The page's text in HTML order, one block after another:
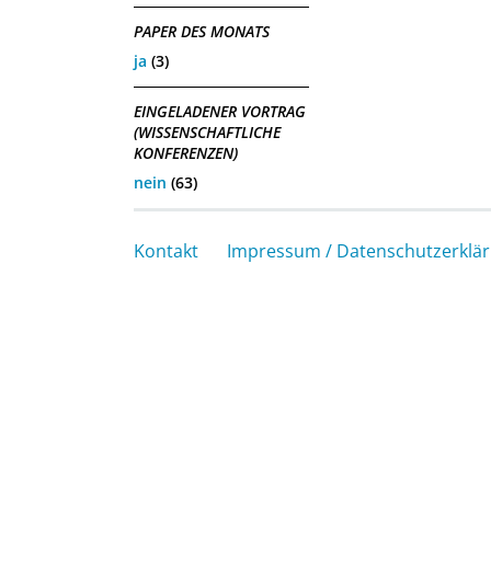
PAPER DES MONATS
ja (3)
EINGELADENER VORTRAG
(WISSENSCHAFTLICHE
KONFERENZEN)
nein (63)
Kontakt Impressum /